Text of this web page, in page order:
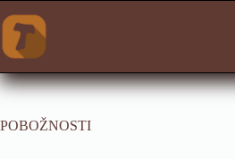
na
sadržaj
POBOŽNOSTI